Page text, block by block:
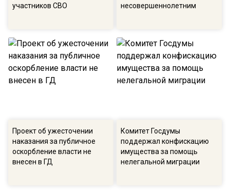
участников СВО
несовершеннолетним
Проект об ужесточении
наказания за публичное
оскорбление власти не
внесен в ГД
Комитет Госдумы
поддержал конфискацию
имущества за помощь
нелегальной миграции